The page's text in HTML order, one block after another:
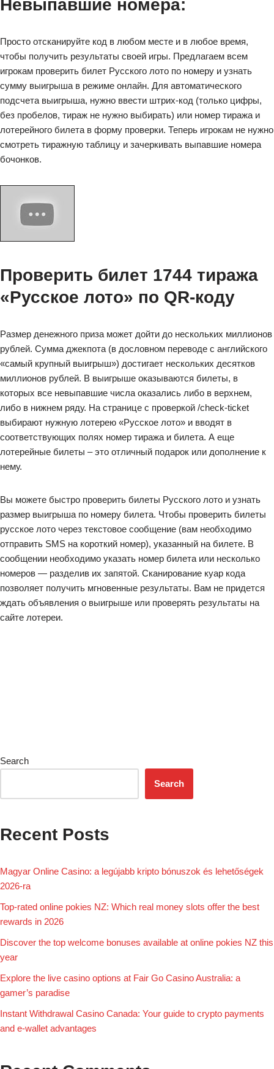
Невыпавшие номера:
Просто отсканируйте код в любом месте и в любое время,
чтобы получить результаты своей игры. Предлагаем всем
игрокам проверить билет Русского лото по номеру и узнать
сумму выигрыша в режиме онлайн. Для автоматического
подсчета выигрыша, нужно ввести штрих-код (только цифры,
без пробелов, тираж не нужно выбирать) или номер тиража и
лотерейного билета в форму проверки. Теперь игрокам не нужно
смотреть тиражную таблицу и зачеркивать выпавшие номера
бочонков.
Проверить билет 1744 тиража
«Русское лото» по QR-коду
Размер денежного приза может дойти до нескольких миллионов
рублей. Сумма джекпота (в дословном переводе с английского
«самый крупный выигрыш») достигает нескольких десятков
миллионов рублей. В выигрыше оказываются билеты, в
которых все невыпавшие числа оказались либо в верхнем,
либо в нижнем ряду. На странице с проверкой /check-ticket
выбирают нужную лотерею «Русское лото» и вводят в
соответствующих полях номер тиража и билета. А еще
лотерейные билеты – это отличный подарок или дополнение к
нему.
Вы можете быстро проверить билеты Русского лото и узнать
размер выигрыша по номеру билета. Чтобы проверить билеты
русское лото через текстовое сообщение (вам необходимо
отправить SMS на короткий номер), указанный на билете. В
сообщении необходимо указать номер билета или несколько
номеров — разделив их запятой. Сканирование куар кода
позволяет получить мгновенные результаты. Вам не придется
ждать объявления о выигрыше или проверять результаты на
сайте лотереи.
Search
Search
Recent Posts
Magyar Online Casino: a legújabb kripto bónuszok és lehetőségek
2026-ra
Top-rated online pokies NZ: Which real money slots offer the best
rewards in 2026
Discover the top welcome bonuses available at online pokies NZ this
year
Explore the live casino options at Fair Go Casino Australia: a
gamer’s paradise
Instant Withdrawal Casino Canada: Your guide to crypto payments
and e-wallet advantages